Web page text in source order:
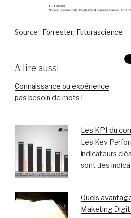
Source : Forrester; Futurascience
A lire aussi
Connaissance ou expérience
pas besoin de mots !
Les KPI du
Les Key
indicateurs
sont des
Quels
Maketing